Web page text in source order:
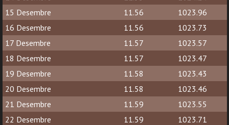
15 Desembre
11.56
1023.96
16 Desembre
11.56
1023.73
17 Desembre
11.57
1023.57
18 Desembre
11.57
1023.47
19 Desembre
11.58
1023.43
20 Desembre
11.58
1023.46
21 Desembre
11.59
1023.55
22 Desembre
11.59
1023.71